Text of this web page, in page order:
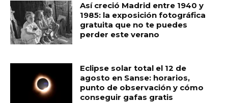
Así creció Madrid entre 1940 y
1985: la exposición fotográfica
gratuita que no te puedes
perder este verano
Eclipse solar total el 12 de
agosto en Sanse: horarios,
punto de observación y cómo
conseguir gafas gratis